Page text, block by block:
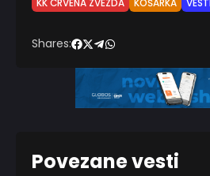
KK CRVENA ZVEZDA
KOŠARKA
Shares:
Povezane vesti